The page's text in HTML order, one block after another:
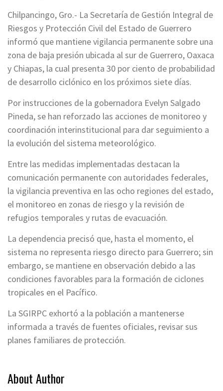
Chilpancingo, Gro.- La Secretaría de Gestión Integral de
Riesgos y Protección Civil del Estado de Guerrero
informó que mantiene vigilancia permanente sobre una
zona de baja presión ubicada al sur de Guerrero, Oaxaca
y Chiapas, la cual presenta 30 por ciento de probabilidad
de desarrollo ciclónico en los próximos siete días.
Por instrucciones de la gobernadora Evelyn Salgado
Pineda, se han reforzado las acciones de monitoreo y
coordinación interinstitucional para dar seguimiento a
la evolución del sistema meteorológico.
Entre las medidas implementadas destacan la
comunicación permanente con autoridades federales,
la vigilancia preventiva en las ocho regiones del estado,
el monitoreo en zonas de riesgo y la revisión de
refugios temporales y rutas de evacuación.
La dependencia precisó que, hasta el momento, el
sistema no representa riesgo directo para Guerrero; sin
embargo, se mantiene en observación debido a las
condiciones favorables para la formación de ciclones
tropicales en el Pacífico.
La SGIRPC exhortó a la población a mantenerse
informada a través de fuentes oficiales, revisar sus
planes familiares de protección.
About Author